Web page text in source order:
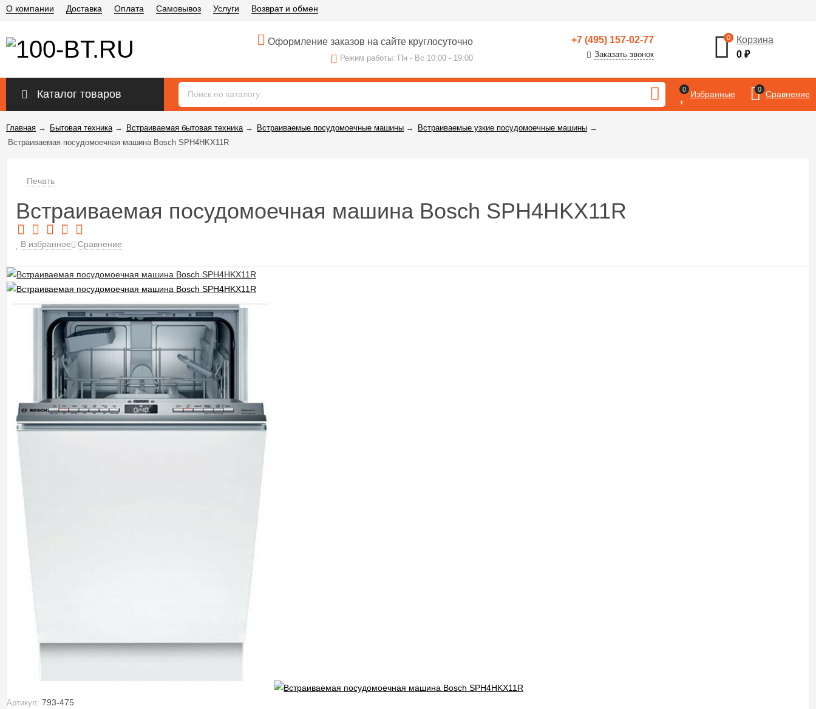
О компании Доставка Оплата Самовывоз Услуги Возврат и обмен
Оформление заказов на сайте круглосуточно
Режим работы: Пн - Вс 10:00 - 19:00
+7 (495) 157-02-77
Заказать звонок
0
Корзина
0₽
Каталог товаров 0 Избранные 0 Сравнение
Главная → Бытовая техника→ Встраиваемая бытовая техника→ Встраиваемые посудомоечные машины → Встраиваемые узкие посудомоечные машины →
Встраиваемая посудомоечная машина Bosch SPH4HKX11R
Печать
Встраиваемая посудомоечная машина Bosch SPH4HKX11R
В избранное Сравнение
Артикул: 793-475